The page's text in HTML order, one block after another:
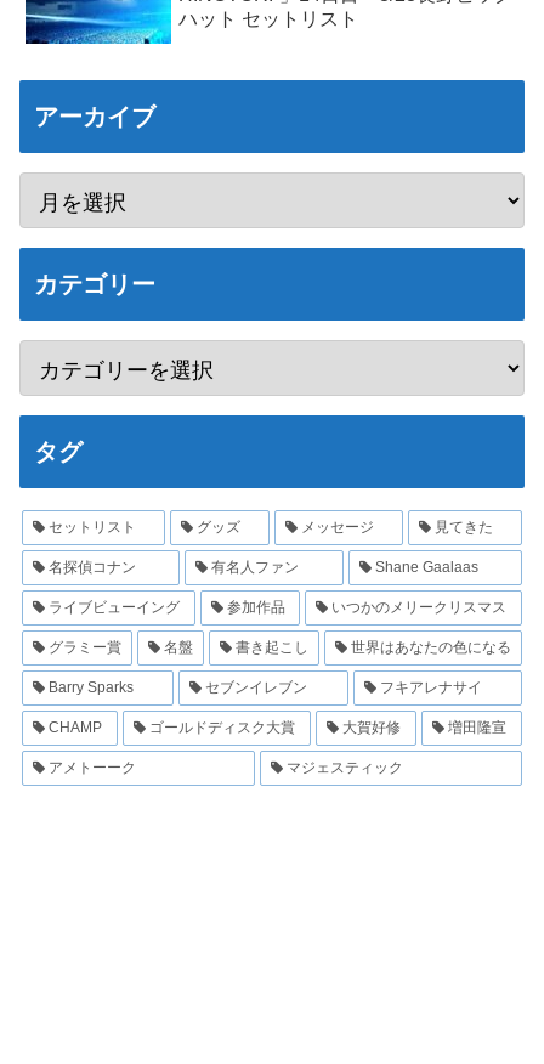
ハット セットリスト
アーカイブ
カテゴリー
タグ
セットリスト グッズ メッセージ 見てきた
名探偵コナン 有名人ファン Shane Gaalaas
ライブビューイング 参加作品 いつかのメリークリスマス
グラミー賞 名盤 書き起こし 世界はあなたの色になる
Barry Sparks セブンイレブン フキアレナサイ
CHAMP ゴールドディスク大賞 大賀好修 増田隆宣
アメトーーク マジェスティック